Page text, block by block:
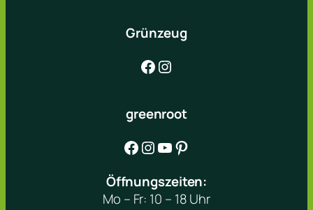
Grünzeug
Facebook Instagram
greenroot
Facebook Instagram YouTube Pinterest
Öffnungszeiten:
Mo – Fr: 10 – 18 Uhr